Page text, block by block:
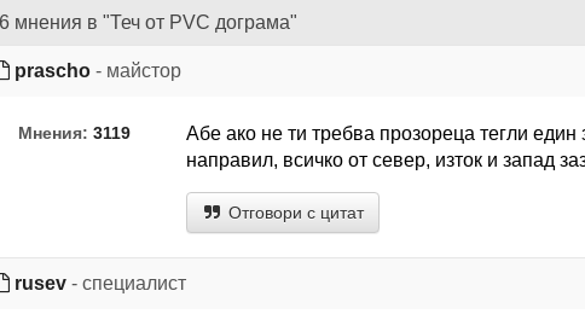
6 мнения в "Теч от PVC дограма"
prascho - майстор
Мнения: 3119 Абе ако не ти требва прозореца тегли един
направил, всичко от север, изток и запад
Отговори с цитат
rusev - специалист